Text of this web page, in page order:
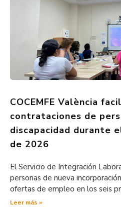
COCEMFE València
contrataciones de
discapacidad durante
de 2026
El Servicio de Integración
personas de nueva
ofertas de empleo en los seis
Leer más »